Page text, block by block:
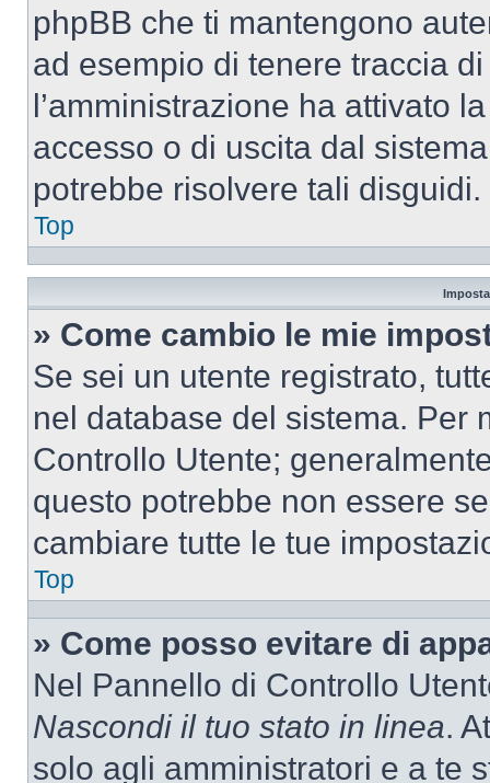
phpBB che ti mantengono
ad esempio di tenere traccia
l’amministrazione ha attivato
accesso o di uscita dal
potrebbe risolvere tali disguidi.
Top
» Come cambio le mie
Se sei un utente registrato,
nel database del sistema. Per
Controllo Utente;
questo potrebbe non essere
cambiare tutte le tue
Top
» Come posso evitare di
Nel Pannello di Controllo
Nascondi il tuo stato in linea.
solo agli amministratori e a te